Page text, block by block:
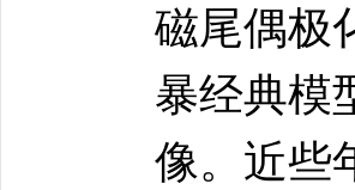
磁尾偶极
暴经典模
像。近些